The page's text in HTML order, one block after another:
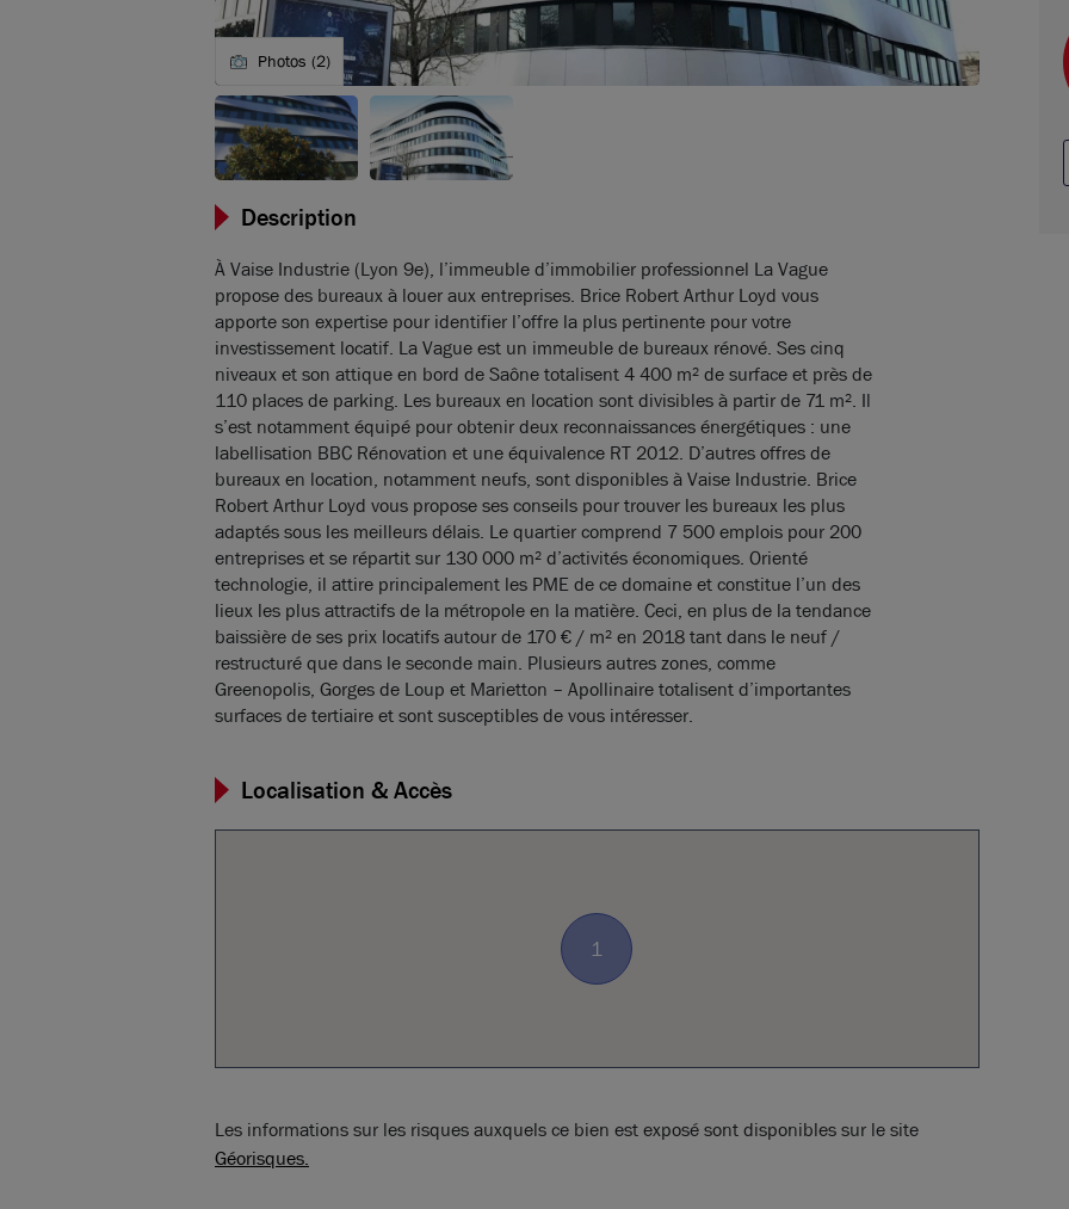
Photos (2)
Description
À Vaise Industrie (Lyon 9e), l’immeuble d’immobilier professionnel La Vague
propose des bureaux à louer aux entreprises. Brice Robert Arthur Loyd vous
apporte son expertise pour identifier l’offre la plus pertinente pour votre
investissement locatif. La Vague est un immeuble de bureaux rénové. Ses cinq
niveaux et son attique en bord de Saône totalisent 4 400 m² de surface et près de
110 places de parking. Les bureaux en location sont divisibles à partir de 71 m². Il
s’est notamment équipé pour obtenir deux reconnaissances énergétiques : une
labellisation BBC Rénovation et une équivalence RT 2012. D’autres offres de
bureaux en location, notamment neufs, sont disponibles à Vaise Industrie. Brice
Robert Arthur Loyd vous propose ses conseils pour trouver les bureaux les plus
adaptés sous les meilleurs délais. Le quartier comprend 7 500 emplois pour 200
entreprises et se répartit sur 130 000 m² d’activités économiques. Orienté
technologie, il attire principalement les PME de ce domaine et constitue l’un des
lieux les plus attractifs de la métropole en la matière. Ceci, en plus de la tendance
baissière de ses prix locatifs autour de 170 € / m² en 2018 tant dans le neuf /
restructuré que dans le seconde main. Plusieurs autres zones, comme
Greenopolis, Gorges de Loup et Marietton – Apollinaire totalisent d’importantes
surfaces de tertiaire et sont susceptibles de vous intéresser.
Localisation & Accès
1
Les informations sur les risques auxquels ce bien est exposé sont disponibles sur le site
Géorisques.